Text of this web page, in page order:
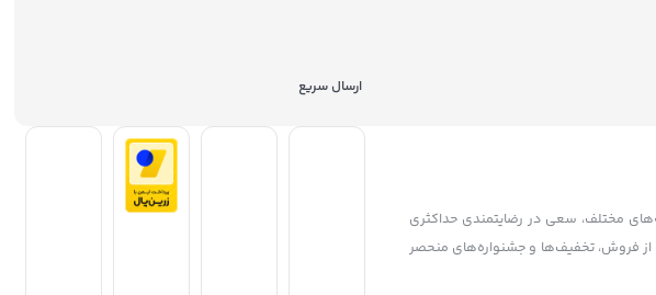
ارسال سریع
مختلف، سعی در رضایتمندی حداکثری
و خدمات پس از فروش، تخفیف‌ها و جشنواره‌های منحصر
و افزایش رضایت مشتریان، همواره